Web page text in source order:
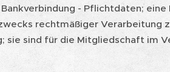
- Pflichtdaten; eine
rechtmäßiger Verarbeitung
sind für die Mitgliedschaft im